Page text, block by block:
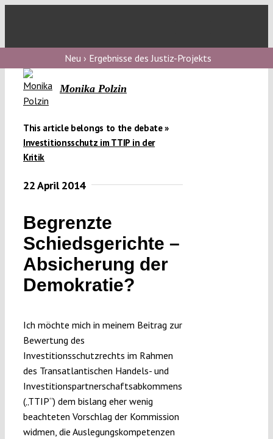
Neu › Ergebnisse des Justiz-Projekts
Monika Polzin
This article belongs to the debate »
Investitionsschutz im TTIP in der
Kritik
22 April 2014
Begrenzte
Schiedsgerichte –
Absicherung der
Demokratie?
Ich möchte mich in meinem Beitrag zur
Bewertung des
Investitionsschutzrechts im Rahmen
des Transatlantischen Handels- und
Investitionspartnerschaftsabkommens
(„TTIP“) dem bislang eher wenig
beachteten Vorschlag der Kommission
widmen, die Auslegungskompetenzen